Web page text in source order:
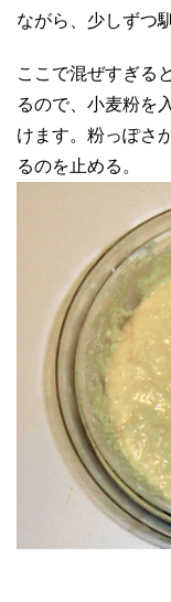
ながら、少しずつ
ここで混ぜすぎる
るので、小麦粉を
けます。粉っぽさ
るのを止める。